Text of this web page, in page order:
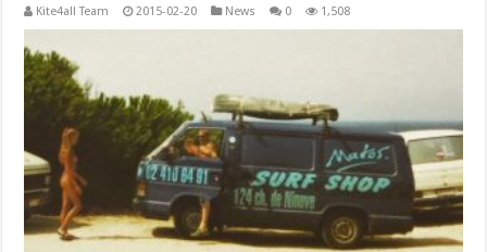
Kite4all Team 2015-02-20 News 0 1,508